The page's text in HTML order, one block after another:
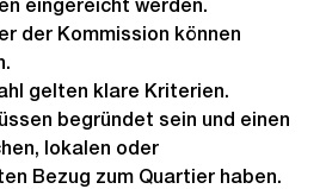
eingereicht werden.
der Kommission können
gelten klare Kriterien.
begründet sein und einen
lokalen oder
Bezug zum Quartier haben.